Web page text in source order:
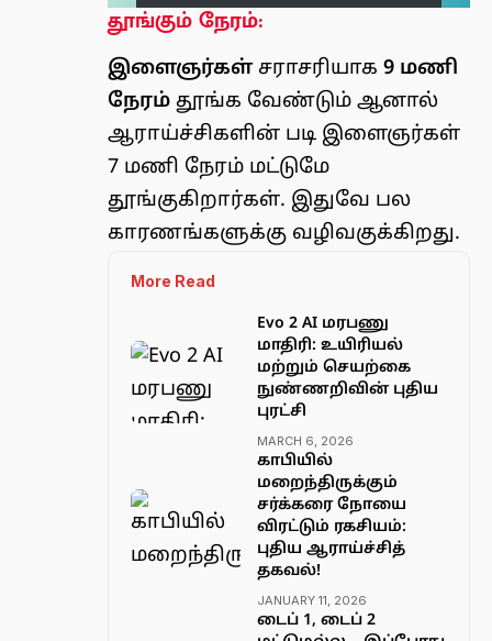
தூங்கும் நேரம்:
இளைஞர்கள் சராசரியாக 9 மணி
நேரம் தூங்க வேண்டும் ஆனால்
ஆராய்ச்சிகளின் படி இளைஞர்கள்
7 மணி நேரம் மட்டுமே
தூங்குகிறார்கள். இதுவே பல
காரணங்களுக்கு வழிவகுக்கிறது.
More Read
Evo 2 AI மரபணு
மாதிரி: உயிரியல்
மற்றும் செயற்கை
நுண்ணறிவின் புதிய
புரட்சி
MARCH 6, 2026
காபியில்
மறைந்திருக்கும்
சர்க்கரை நோயை
விரட்டும் ரகசியம்:
புதிய ஆராய்ச்சித்
தகவல்!
JANUARY 11, 2026
டைப் 1, டைப் 2